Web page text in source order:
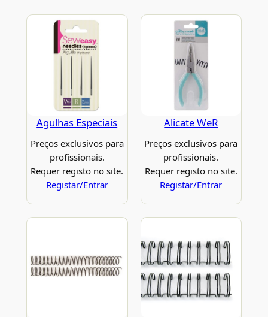
Agulhas Especiais
Preços exclusivos para
profissionais.
Requer registo no site.
Registar/Entrar
Alicate WeR
Preços exclusivos para
profissionais.
Requer registo no site.
Registar/Entrar